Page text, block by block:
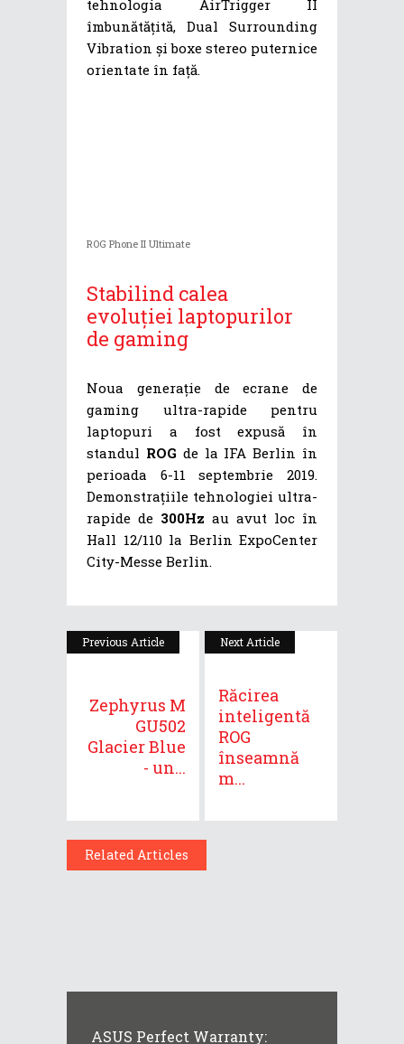
tehnologia AirTrigger II
îmbunătățită, Dual Surrounding
Vibration și boxe stereo puternice
orientate în față.
ROG Phone II Ultimate
Stabilind calea
evoluției laptopurilor
de gaming
Noua generație de ecrane de
gaming ultra-rapide pentru
laptopuri a fost expusă în
standul ROG de la IFA Berlin în
perioada 6-11 septembrie 2019.
Demonstrațiile tehnologiei ultra-
rapide de 300Hz au avut loc în
Hall 12/110 la Berlin ExpoCenter
City-Messe Berlin.
Previous Article
Zephyrus M
GU502
Glacier Blue
- un...
Next Article
Răcirea
inteligentă
ROG
înseamnă
m...
Related Articles
ASUS Perfect Warranty: